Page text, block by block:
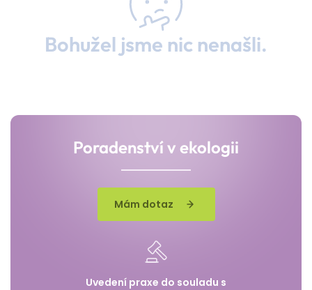
Bohužel jsme nic nenašli.
Poradenství v ekologii
Mám dotaz
Uvedení praxe do souladu s